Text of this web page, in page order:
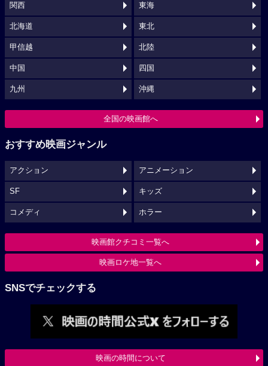
関西 東海
北海道 東北
甲信越 北陸
中国 四国
九州 沖縄
全国の映画館へ
おすすめ映画ジャンル
アクション アニメーション
SF キッズ
コメディ ホラー
映画館クチコミ一覧へ
映画ロケ地一覧へ
SNSでチェックする
映画の時間について